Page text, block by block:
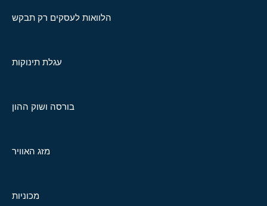
הלוואות לעסקים רק תבקש
עגלת תינוקות
בורסה ושוק ההון
מזג האוויר
מכוניות